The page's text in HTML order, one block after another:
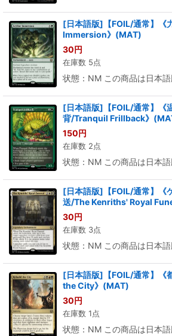
[日本語版]【FOIL/通常】《
Immersion》(MAT)
30円
在庫数 5点
状態：NM この商品は日本語
[日本語版]【FOIL/通常】《
背/Tranquil Frillback》
150円
在庫数 2点
状態：NM この商品は日本語
[日本語版]【FOIL/通常】《
送/The Kenriths' Royal
30円
在庫数 3点
状態：NM この商品は日本語
[日本語版]【FOIL/通常】《
the City》(MAT)
30円
在庫数 1点
状態：NM この商品は日本語